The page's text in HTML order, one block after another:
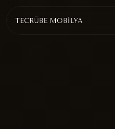
TECRÜBE MOBİLYA